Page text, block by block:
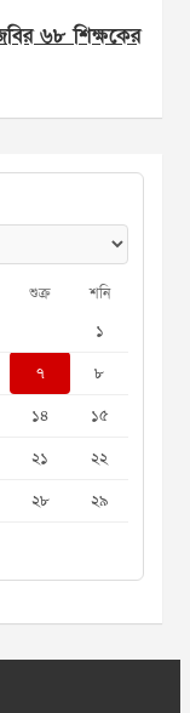
জবির ৬৮ শিক্ষকের
শুক্র শনি
১
৭
৮
১৪
১৫
২১
২২
২৮
২৯